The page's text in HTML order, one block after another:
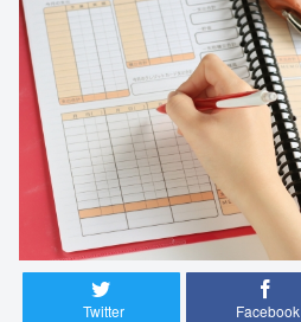
Twitter Facebook